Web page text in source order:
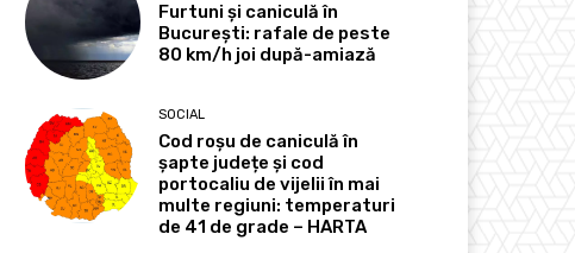
Furtuni și caniculă în
București: rafale de peste
80 km/h joi după-amiază
SOCIAL
Cod roșu de caniculă în
șapte județe și cod
portocaliu de vijelii în mai
multe regiuni: temperaturi
de 41 de grade – HARTA